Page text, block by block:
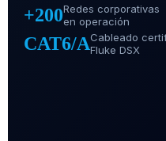
+200Redes corporativas
en operación
CAT6/ACableado
Fluke DSX